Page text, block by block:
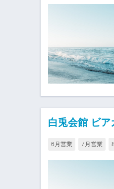
白兎会館 ビア
6月営業 7月営業